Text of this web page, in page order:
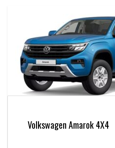
Volkswagen Amarok 4X4